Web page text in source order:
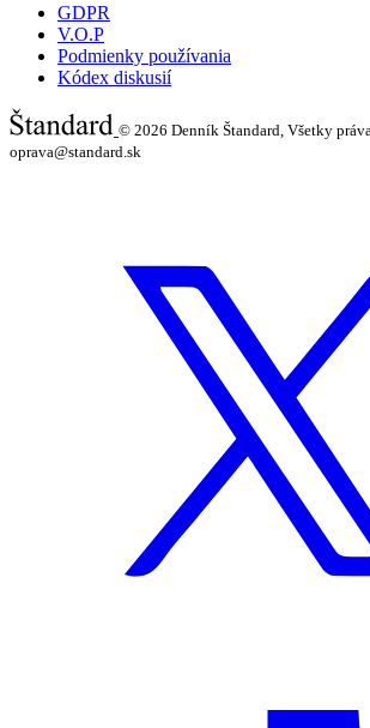
GDPR
V.O.P
Podmienky používania
Kódex diskusií
© 2026 Denník Štandard, Všetky
oprava@standard.sk